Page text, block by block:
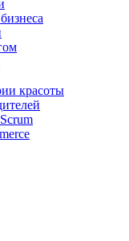
красоты